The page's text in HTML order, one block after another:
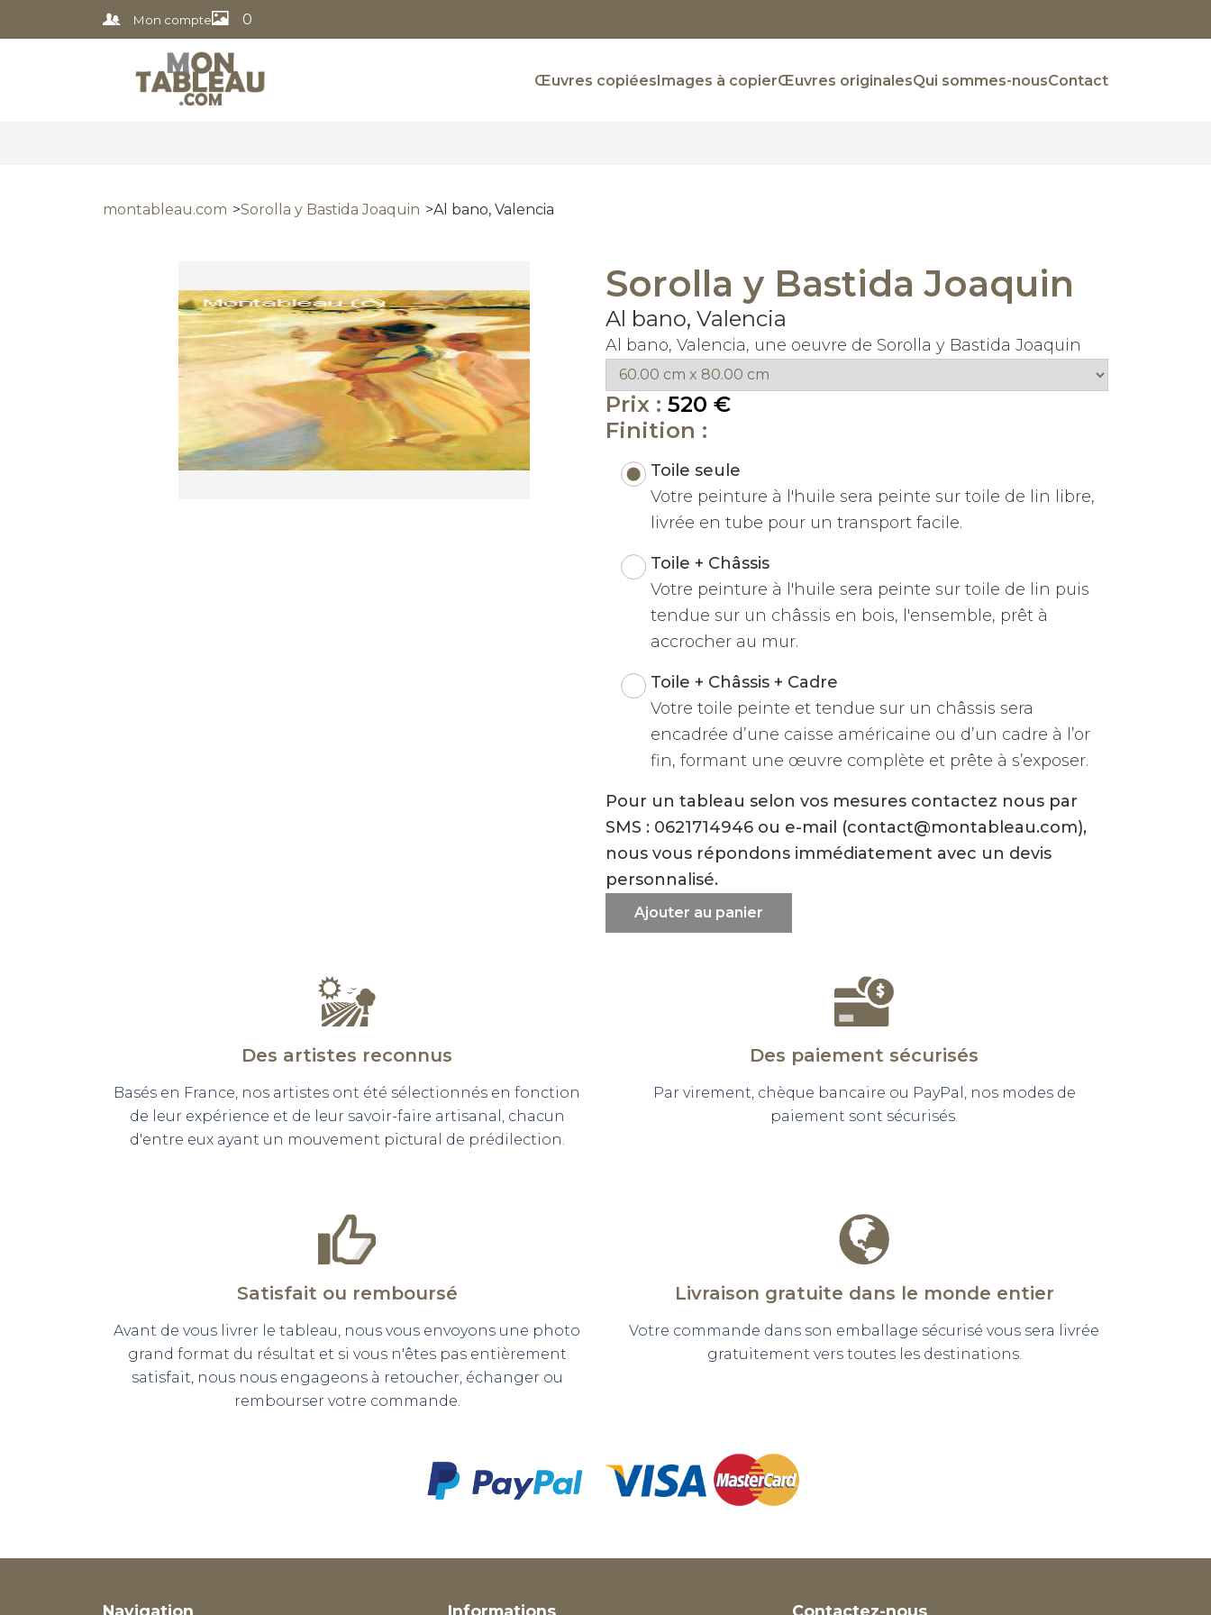
Mon compte 0
Œuvres copiéesImages à copierŒuvres originalesQui sommes-nousContact
montableau.com Sorolla y Bastida Joaquin Al bano, Valencia
Sorolla y Bastida Joaquin
Al bano, Valencia
Al bano, Valencia, une oeuvre de Sorolla y Bastida Joaquin
Prix : 520 €
Finition :
Toile seule
Votre peinture à l'huile sera peinte sur toile de lin libre,
livrée en tube pour un transport facile.
Toile + Châssis
Votre peinture à l'huile sera peinte sur toile de lin puis
tendue sur un châssis en bois, l'ensemble, prêt à
accrocher au mur.
Toile + Châssis + Cadre
Votre toile peinte et tendue sur un châssis sera
encadrée d’une caisse américaine ou d’un cadre à l’or
fin, formant une œuvre complète et prête à s’exposer.
Pour un tableau selon vos mesures contactez nous par
SMS : 0621714946 ou e-mail (contact@montableau.com),
nous vous répondons immédiatement avec un devis
personnalisé.
Ajouter au panier
Des artistes reconnus
Basés en France, nos artistes ont été sélectionnés en fonction
de leur expérience et de leur savoir-faire artisanal, chacun
d'entre eux ayant un mouvement pictural de prédilection.
Des paiement sécurisés
Par virement, chèque bancaire ou PayPal, nos modes de
paiement sont sécurisés.
Satisfait ou remboursé
Avant de vous livrer le tableau, nous vous envoyons une photo
grand format du résultat et si vous n'êtes pas entièrement
satisfait, nous nous engageons à retoucher, échanger ou
rembourser votre commande.
Livraison gratuite dans le monde entier
Votre commande dans son emballage sécurisé vous sera livrée
gratuitement vers toutes les destinations.